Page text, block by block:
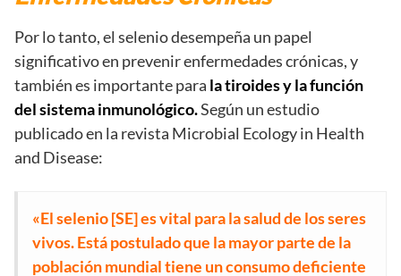
Por lo tanto, el selenio desempeña un papel
significativo en prevenir enfermedades crónicas, y
también es importante para la tiroides y la función
del sistema inmunológico.Según un estudio
publicado en la revista Microbial Ecology in Health
and Disease:
«El selenio [SE] es vital para la salud de los seres
vivos. Está postulado que la mayor parte de la
población mundial tiene un consumo deficiente